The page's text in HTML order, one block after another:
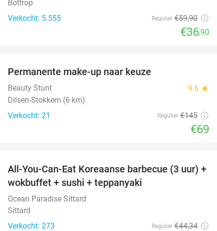
Bottrop
Verkocht: 5.555
Regulier €59,90
€36,90
Permanente make-up naar keuze
Beauty Stunt 9.6 star
Dilsen-Stokkem (6 km)
Verkocht: 21
Regulier €145
€69
21%
All-You-Can-Eat Koreaanse barbecue (3 uur) +
wokbuffet + sushi + teppanyaki
Ocean Paradise Sittard
Sittard
Verkocht: 273
Regulier €44,34